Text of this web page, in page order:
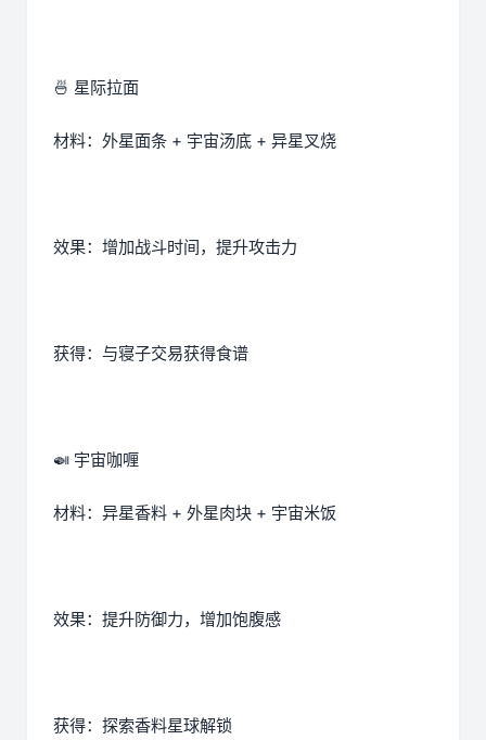
🍜 星际拉面
材料：外星面条 + 宇宙汤底 + 异星叉烧
效果：增加战斗时间，提升攻击力
获得：与寝子交易获得食谱
🍛 宇宙咖喱
材料：异星香料 + 外星肉块 + 宇宙米饭
效果：提升防御力，增加饱腹感
获得：探索香料星球解锁